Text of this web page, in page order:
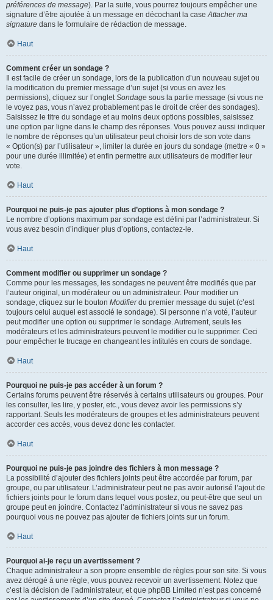
préférences de message). Par la suite, vous pourrez toujours empêcher une
signature d’être ajoutée à un message en décochant la caseAttacher ma
signature dans le formulaire de rédaction de message.
Haut
Comment créer un sondage ?
Il est facile de créer un sondage, lors de la publication d’un nouveau sujet ou
la modification du premier message d’un sujet (si vous en avez les
permissions), cliquez sur l’ongletSondage sous la partie message (si vous ne
le voyez pas, vous n’avez probablement pas le droit de créer des sondages).
Saisissez le titre du sondage et au moins deux options possibles, saisissez
une option par ligne dans le champ des réponses. Vous pouvez aussi indiquer
le nombre de réponses qu’un utilisateur peut choisir lors de son vote dans
« Option(s) par l’utilisateur », limiter la durée en jours du sondage (mettre « 0 »
pour une durée illimitée) et enfin permettre aux utilisateurs de modifier leur
vote.
Haut
Pourquoi ne puis-je pas ajouter plus d’options à mon sondage ?
Le nombre d’options maximum par sondage est défini par l’administrateur. Si
vous avez besoin d’indiquer plus d’options, contactez-le.
Haut
Comment modifier ou supprimer un sondage ?
Comme pour les messages, les sondages ne peuvent être modifiés que par
l’auteur original, un modérateur ou un administrateur. Pour modifier un
sondage, cliquez sur le bouton Modifierdu premier message du sujet (c’est
toujours celui auquel est associé le sondage). Si personne n’a voté, l’auteur
peut modifier une option ou supprimer le sondage. Autrement, seuls les
modérateurs et les administrateurs peuvent le modifier ou le supprimer. Ceci
pour empêcher le trucage en changeant les intitulés en cours de sondage.
Haut
Pourquoi ne puis-je pas accéder à un forum ?
Certains forums peuvent être réservés à certains utilisateurs ou groupes. Pour
les consulter, les lire, y poster, etc., vous devez avoir les permissions s’y
rapportant. Seuls les modérateurs de groupes et les administrateurs peuvent
accorder ces accès, vous devez donc les contacter.
Haut
Pourquoi ne puis-je pas joindre des fichiers à mon message ?
La possibilité d’ajouter des fichiers joints peut être accordée par forum, par
groupe, ou par utilisateur. L’administrateur peut ne pas avoir autorisé l’ajout de
fichiers joints pour le forum dans lequel vous postez, ou peut-être que seul un
groupe peut en joindre. Contactez l’administrateur si vous ne savez pas
pourquoi vous ne pouvez pas ajouter de fichiers joints sur un forum.
Haut
Pourquoi ai-je reçu un avertissement ?
Chaque administrateur a son propre ensemble de règles pour son site. Si vous
avez dérogé à une règle, vous pouvez recevoir un avertissement. Notez que
c’est la décision de l’administrateur, et que phpBB Limited n’est pas concerné